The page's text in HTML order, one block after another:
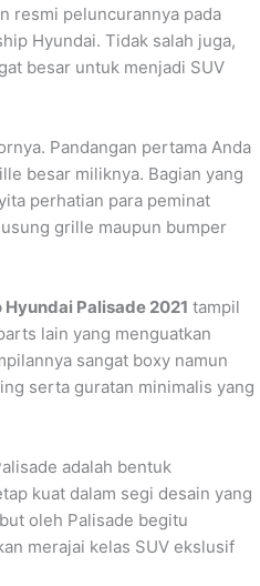
resmi peluncurannya pada
Hyundai. Tidak salah juga,
besar untuk menjadi SUV
Pandangan pertama Anda
besar miliknya. Bagian yang
perhatian para peminat
grille maupun bumper
Hyundai Palisade 2021 tampil
lain yang menguatkan
sangat boxy namun
serta guratan minimalis yang
adalah bentuk
kuat dalam segi desain yang
oleh Palisade begitu
merajai kelas SUV ekslusif